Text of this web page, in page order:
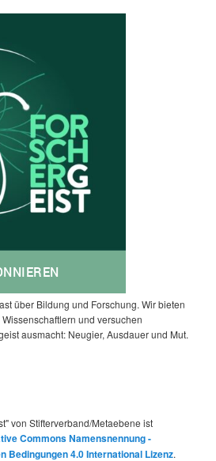
über Bildung und Forschung. Wir bieten
und versuchen
ausmacht: Neugier, Ausdauer und Mut.
von Stifterverband/Metaebene ist
Commons Namensnennung -
Bedingungen 4.0 International Lizenz.